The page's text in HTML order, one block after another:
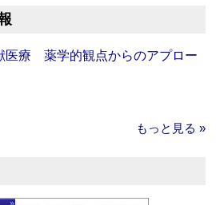
医療 薬学的観点からのアプロー
もっと見る »